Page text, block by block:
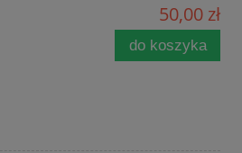
50,00 zł
do koszyka